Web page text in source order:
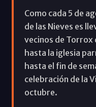
Como cada 5 de
de las Nieves es
vecinos de Torrox
hasta la iglesia
hasta el fin de
celebración de la
octubre.